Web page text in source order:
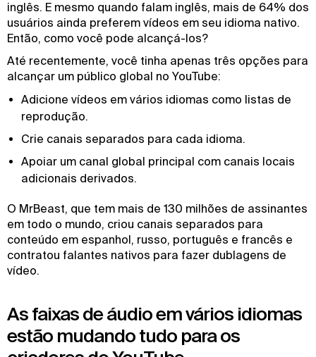
inglês. E mesmo quando falam inglês, mais de 64% dos
usuários ainda preferem vídeos em seu idioma nativo.
Então, como você pode alcançá-los?
Até recentemente, você tinha apenas três opções para
alcançar um público global no YouTube:
Adicione vídeos em vários idiomas como listas de
reprodução.
Crie canais separados para cada idioma.
Apoiar um canal global principal com canais locais
adicionais derivados.
O MrBeast, que tem mais de 130 milhões de assinantes
em todo o mundo, criou canais separados para
conteúdo em espanhol, russo, português e francês e
contratou falantes nativos para fazer dublagens de
vídeo.
As faixas de áudio em vários idiomas
estão mudando tudo para os